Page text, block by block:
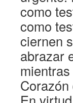
como
como
ciernen
abrazar